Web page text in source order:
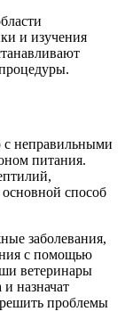
и изучения
с неправильными
питания.
способ
заболевания,
с помощью
ветеринары
назначат
проблемы